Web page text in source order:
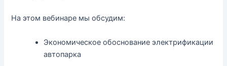
На этом вебинаре мы обсудим:
Экономическое обоснование электрификации
автопарка